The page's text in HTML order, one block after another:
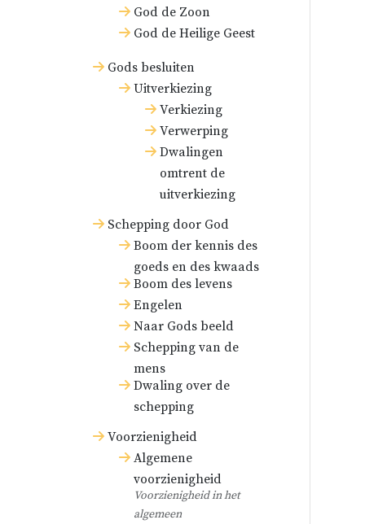
God de Zoon
God de Heilige Geest
Gods besluiten
Uitverkiezing
Verkiezing
Verwerping
Dwalingen
omtrent de
uitverkiezing
Schepping door God
Boom der kennis des
goeds en des kwaads
Boom des levens
Engelen
Naar Gods beeld
Schepping van de
mens
Dwaling over de
schepping
Voorzienigheid
Algemene
voorzienigheid
Voorzienigheid in het
algemeen